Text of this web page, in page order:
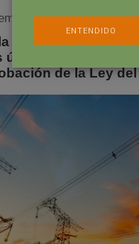
20, 2013
necesidad de
últimas horas un
de la Ley
ENTENDIDO